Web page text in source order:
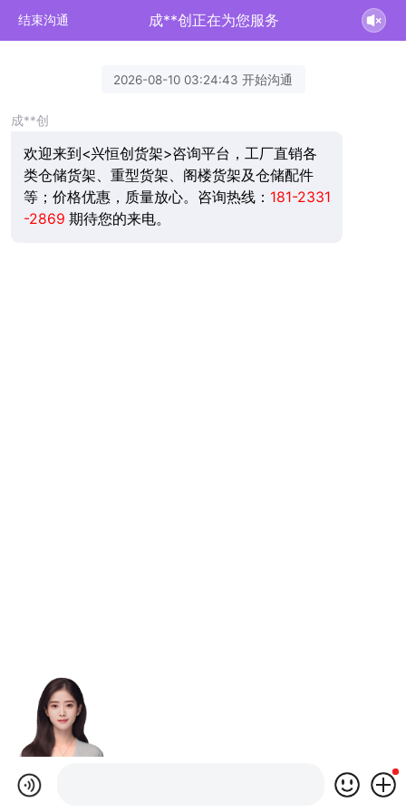
结束沟通 成**创正在为您服务
2026-08-10 03:24:43 开始沟通
成**创
欢迎来到<兴恒创货架>咨询平台，工厂直销各
类仓储货架、重型货架、阁楼货架及仓储配件
等；价格优惠，质量放心。咨询热线： 181-2331
-2869 期待您的来电。